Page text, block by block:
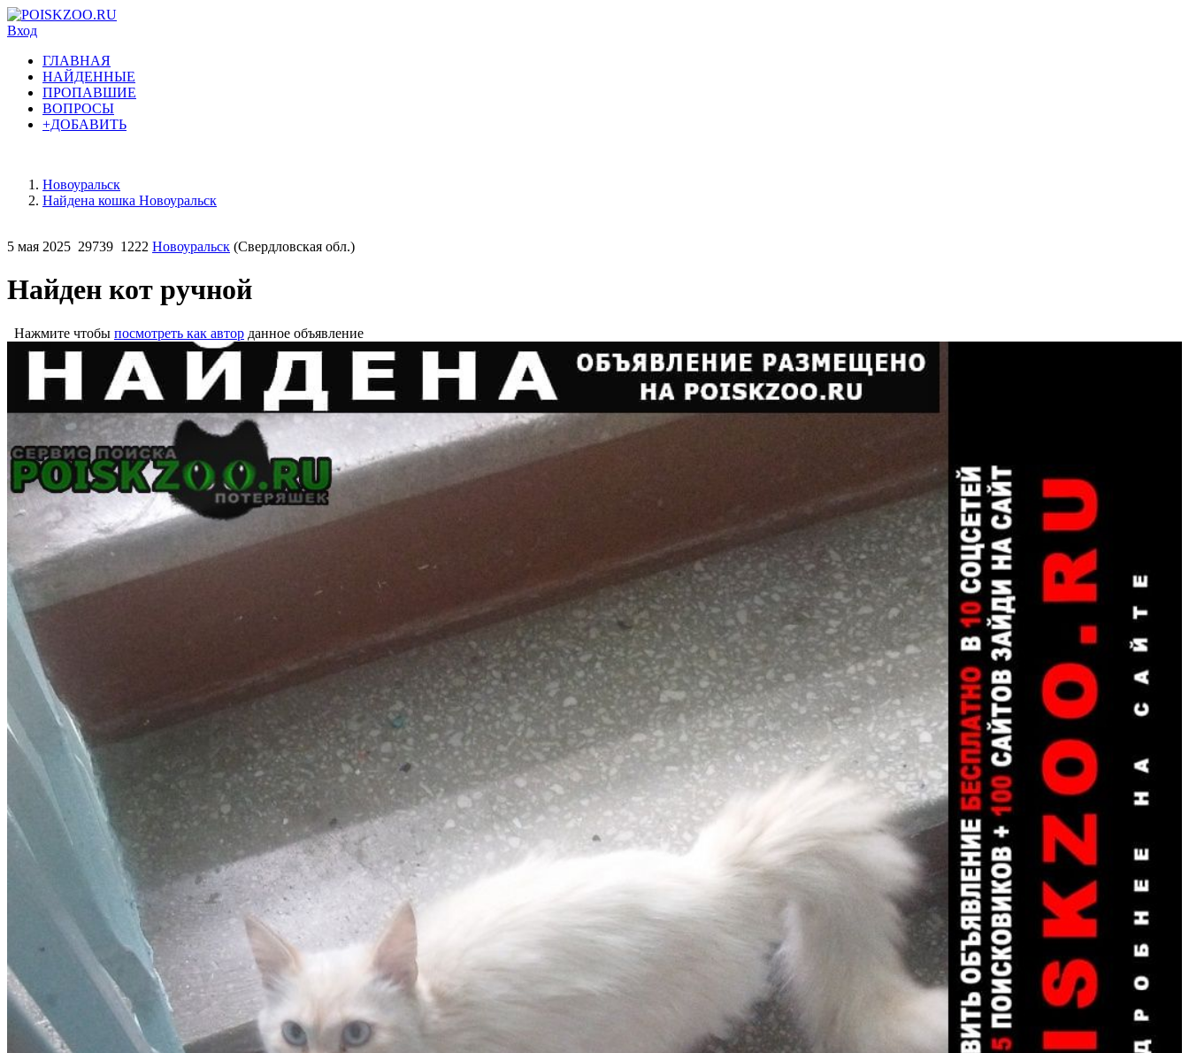
Вход
ГЛАВНАЯ
НАЙДЕННЫЕ
ПРОПАВШИЕ
ВОПРОСЫ
+ДОБАВИТЬ
Новоуральск
Найдена кошка Новоуральск
5 мая 2025 29739 1222 Новоуральск (Свердловская обл.)
Найден кот ручной
Нажмите чтобы посмотреть как автор данное объявление